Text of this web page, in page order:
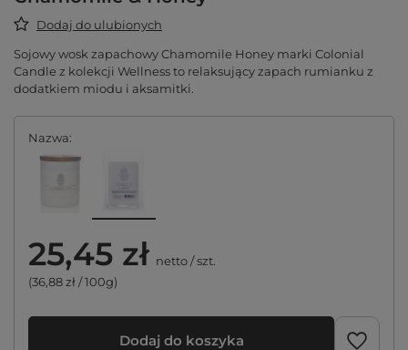
Dodaj do ulubionych
Sojowy wosk zapachowy Chamomile Honey marki Colonial
Candle z kolekcji Wellness to relaksujący zapach rumianku z
dodatkiem miodu i aksamitki.
Nazwa
25,45 zł netto/szt.
(36,88 zł / 100g)
Dodaj do koszyka